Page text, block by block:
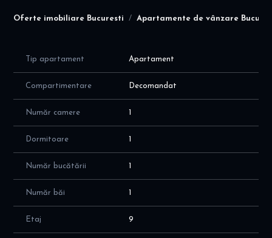
Oferte imobiliare Bucuresti Apartamente de vânzare
inchisa, baie, hol si balcon.
Se vinde complet mobilata si utilata - gata pentru muntare.
Avantaje:
Carrefour, Mega Image, piata Veterenilor sau Moghioros. Parcul
Imobilul este dotat cu panouri fotovoltaice.
contractul.
Tip apartament Apartament
Compartimentare Decomandat
Număr camere 1
Dormitoare 1
Număr bucătării 1
Număr băi 1
Etaj 9